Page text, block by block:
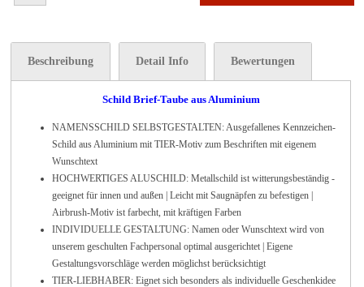
Beschreibung Detail Info Bewertungen
Schild Brief-Taube aus Aluminium
NAMENSSCHILD SELBSTGESTALTEN: Ausgefallenes Kennzeichen-
Schild aus Aluminium mit TIER-Motiv zum Beschriften mit eigenem
Wunschtext
HOCHWERTIGES ALUSCHILD: Metallschild ist witterungsbeständig -
geeignet für innen und außen | Leicht mit Saugnäpfen zu befestigen |
Airbrush-Motiv ist farbecht, mit kräftigen Farben
INDIVIDUELLE GESTALTUNG: Namen oder Wunschtext wird von
unserem geschulten Fachpersonal optimal ausgerichtet | Eigene
Gestaltungsvorschläge werden möglichst berücksichtigt
TIER-LIEBHABER: Eignet sich besonders als individuelle Geschenkidee